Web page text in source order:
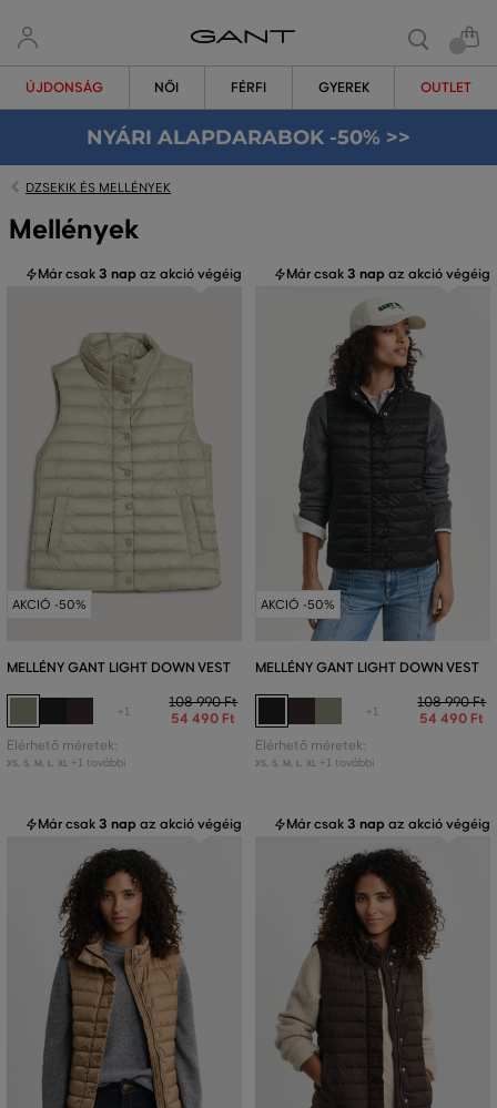
ÚJDONSÁG NŐI FÉRFI GYEREK OUTLET
NYÁRI ALAPDARABOK -50% >>
DZSEKIK ÉS MELLÉNYEK
Mellények
Már csak3 nap az akció végéig
AKCIÓ -50%
MELLÉNY GANT LIGHT DOWN VEST
+1
108 990 Ft
54 490 Ft
Elérhető méretek:
XS, S, M L XL +1 további
Már csak3 nap az akció végéig
AKCIÓ -50%
MELLÉNY GANT LIGHT DOWN VEST
+1
108 990 Ft
54 490 Ft
Elérhető méretek:
XS, S, M L XL +1 további
Már csak3 nap az akció végéig Már csak3 nap az akció végéig